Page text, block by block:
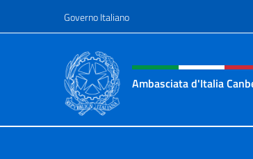
Governo Italiano
Intestazione sito,
Ambasciata d'Italia